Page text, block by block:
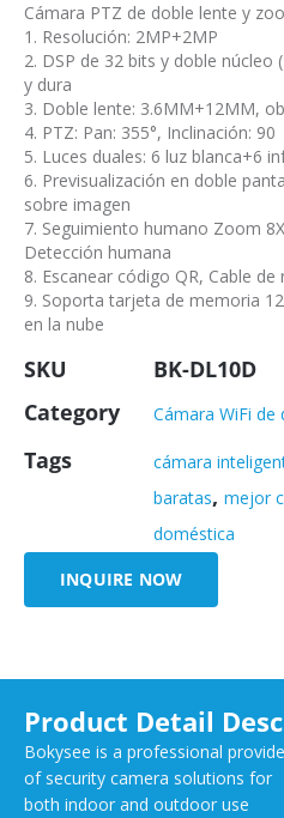
Cámara PTZ de doble lente y
1. Resolución: 2MP+2MP
2. DSP de 32 bits y doble
y dura
3. Doble lente: 3.6MM+12MM,
4. PTZ: Pan: 355°, Inclinación: 90
5. Luces duales: 6 luz blanca+6
6. Previsualización en doble
sobre imagen
7. Seguimiento humano Zoom
Detección humana
8. Escanear código QR, Cable
9. Soporta tarjeta de memoria
en la nube
SKU
BK-DL10D
Category
Cámara WiFi de
Tags cámara
baratas, mejor
doméstica
INQUIRE NOW
Product Detail
Bokysee is a professional
of security camera solutions for
both indoor and outdoor use